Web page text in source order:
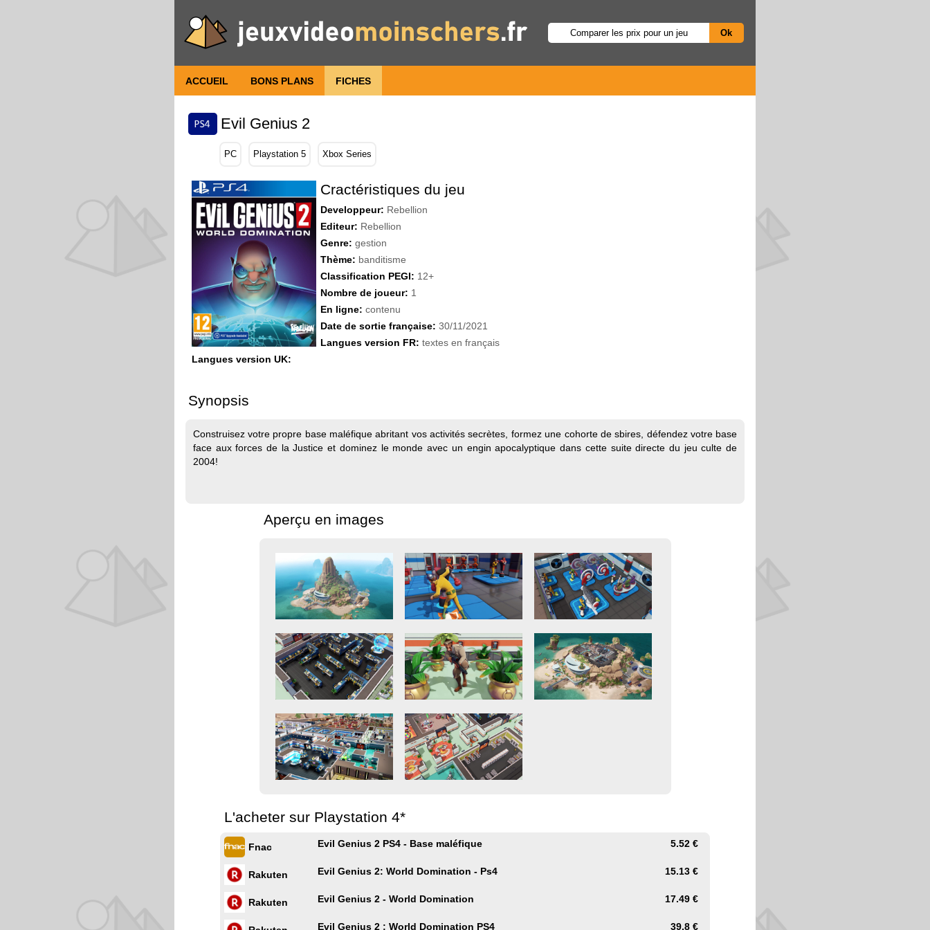
ACCUEIL BONS PLANS FICHES
Evil Genius 2
PC Playstation 5 Xbox Series
Cractéristiques du jeu
Developpeur: Rebellion
Editeur: Rebellion
Genre: gestion
Thème: banditisme
Classification PEGI: 12+
Nombre de joueur: 1
En ligne: contenu
Date de sortie française: 30/11/2021
Langues version FR: textes en français
Langues version UK:
Synopsis
Construisez votre propre base maléfique abritant vos activités secrètes, formez une cohorte de sbires, défendez votre base
face aux forces de la Justice et dominez le monde avec un engin apocalyptique dans cette suite directe du jeu culte de
2004!
Aperçu en images
L'acheter sur Playstation 4*
Fnac Evil Genius 2 PS4 - Base maléfique 5.52 €
Rakuten Evil Genius 2: World Domination - Ps4 15.13 €
Rakuten Evil Genius 2 - World Domination 17.49 €
Evil Genius 2 : World Domination PS4 39.8 €